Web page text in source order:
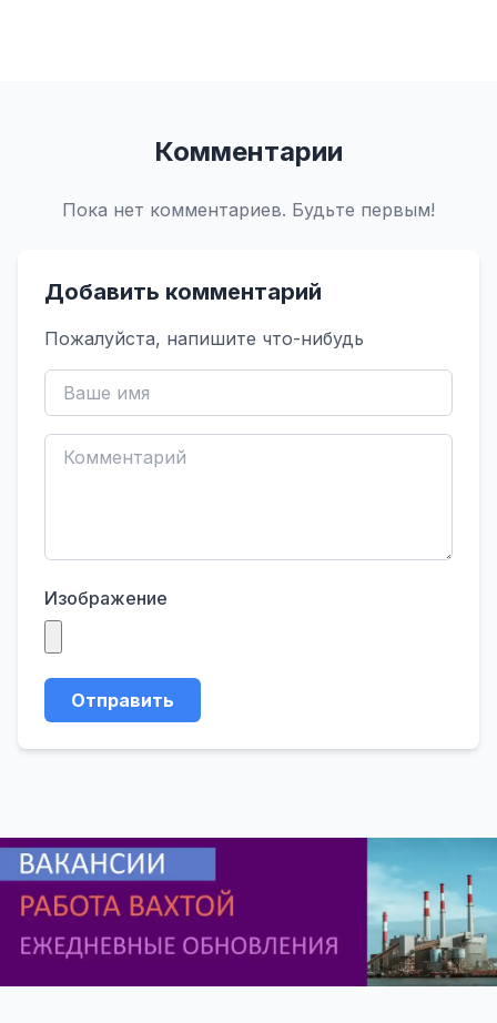
Комментарии
Пока нет комментариев. Будьте первым!
Добавить комментарий
Пожалуйста, напишите что-нибудь
Изображение
Отправить